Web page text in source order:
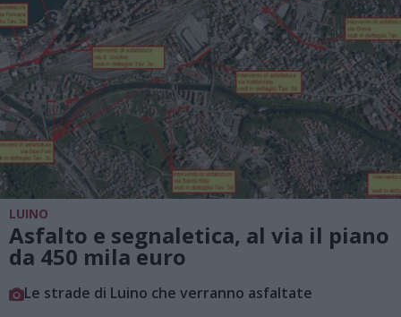
LUINO
Asfalto e segnaletica, al via il piano
da 450 mila euro
Le strade di Luino che verranno asfaltate